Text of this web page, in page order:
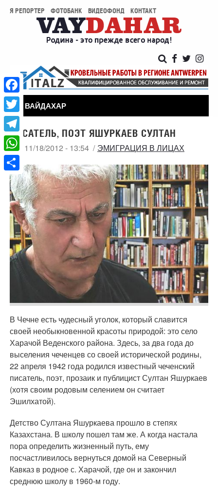
Я РЕПОРТЕР ФОТОБАНК ВИДЕОФОНД КОНТАКТ
ВАЙДАХАР
ПИСАТЕЛЬ, ПОЭТ ЯШУРКАЕВ СУЛТАН
ВС, 11/18/2012 - 13:54 ЭМИГРАЦИЯ В ЛИЦАХ
В Чечне есть чудесный уголок, который славится
своей необыкновенной красоты природой: это село
Харачой Веденского района. Здесь, за два года до
выселения чеченцев со своей исторической родины,
22 апреля 1942 года родился известный чеченский
писатель, поэт, прозаик и публицист Султан Яшуркаев
(хотя своим родовым селением он считает
Эшилхатой).
Детство Султана Яшуркаева прошло в степях
Казахстана. В школу пошел там же. А когда настала
пора определить жизненный путь, ему
посчастливилось вернуться домой на Северный
Кавказ в родное с. Харачой, где он и закончил
среднюю школу в 1960-м году.
Facebook
Twitter
Telegram
WhatsApp
Share